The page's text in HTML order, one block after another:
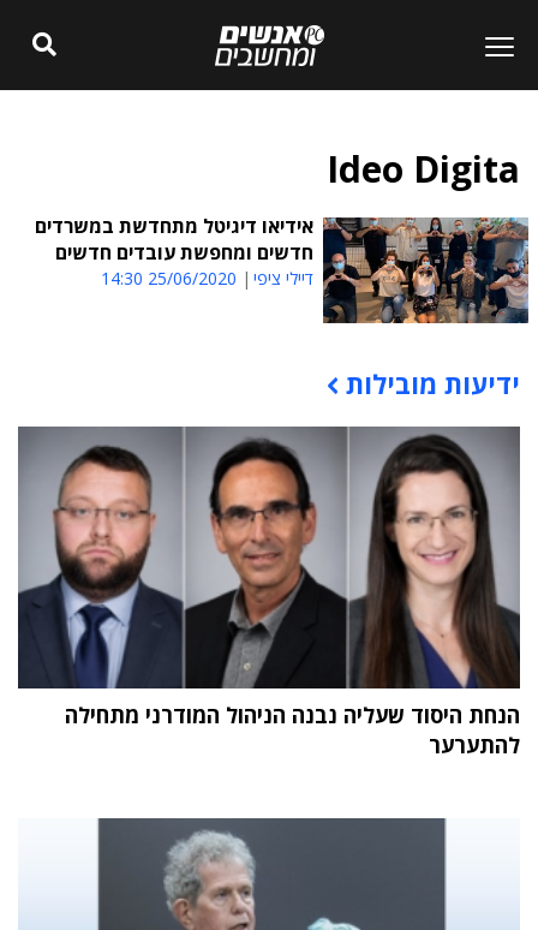
Ideo Digita
אידיאו דיגיטל מתחדשת במשרדים
חדשים ומחפשת עובדים חדשים
דיילי ציפי 25/06/2020 14:30
תוכן פרסומי
ידיעות מובילות
הנחת היסוד שעליה נבנה הניהול המודרני מתחילה
להתערער